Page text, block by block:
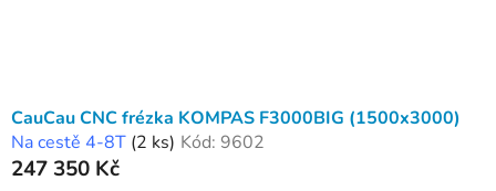
CauCau CNC frézka KOMPAS F3000BIG (1500x3000)
Na cestě 4-8T (2 ks) Kód: 9602
247 350 Kč